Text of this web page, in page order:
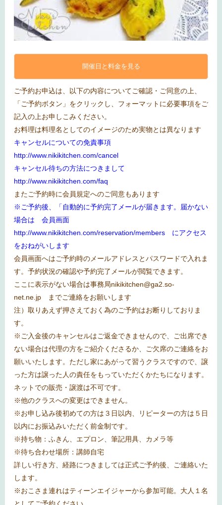
開催日と料金を見る
ご予約お申込は、以下の内容についてご確認・ご同意の上、
「ご予約ボタン」をクリックし、フォーマットに必要事項をご
記入の上お申しこみください。
お料理は料理名としてのイメージのため実物とは異なります
キャンセルについての免責事項
http://www.nikikitchen.com/cancel
キャンセル待ちの方法につきまして
http://www.nikikitchen.com/faq
またご予約時に会員規定へのご同意もあります
※ご予約後、「自動的に予約完了メールが届きます。届かない
場合は 会員画面
http://www.nikikitchen.com/reservation/members にアクセス
をおねがいします
会員画面へはご予約時のメールアドレスとパスワードで入れま
す。予約状況の確認や予約完了メールが閲覧できます。
ここに表示がない場合は事務局nikikitchen@ga2.so-
net.ne.jp までご連絡をお願いします
注）取りあえず押さえておく為のご予約はお断りしておりま
す。
※ ご入金後のキャンセルはご返金できませんので、ご出席でき
ない場合は代理の方をご紹介くださるか、ご欠席のご連絡をお
願いいたします。ただし家にあがって習うクラスですので、譲
った方は譲った人の責任をもっていただくかたちになります。
ネットでの販売・譲渡は不可です。
※他のクラスへの変更はできません。
※お申し込み後初めての方は３日以内、リピーターの方は５日
以内にお振込みいただく前金制です。
※持ち物：ふきん、エプロン、筆記用具、カメラ等
※待ち合わせ場所：講師自宅
詳しい行き方、経路につきましては正式ご予約後、ご連絡いた
します。
※おこさま連れはティーンエイジャーから参加可能。大人１名